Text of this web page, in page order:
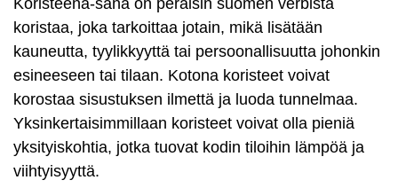
Koristeena-sana on peräisin suomen verbistä
koristaa, joka tarkoittaa jotain, mikä lisätään
kauneutta, tyylikkyyttä tai persoonallisuutta johonkin
esineeseen tai tilaan. Kotona koristeet voivat
korostaa sisustuksen ilmettä ja luoda tunnelmaa.
Yksinkertaisimmillaan koristeet voivat olla pieniä
yksityiskohtia, jotka tuovat kodin tiloihin lämpöä ja
viihtyisyyttä.